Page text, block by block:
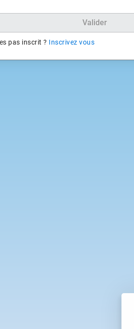
Valider
pas inscrit ? Inscrivez vous